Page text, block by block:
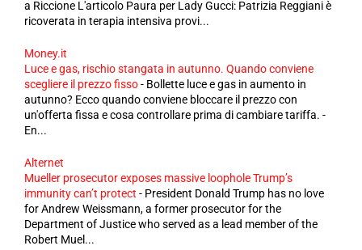
a Riccione L'articolo Paura per Lady Gucci: Patrizia Reggiani è
ricoverata in terapia intensiva provi...
Money.it
Luce e gas, rischio stangata in autunno. Quando conviene
scegliere il prezzo fisso- Bollette luce e gas in aumento in
autunno? Ecco quando conviene bloccare il prezzo con
un'offerta fissa e cosa controllare prima di cambiare tariffa. -
En...
Alternet
Mueller prosecutor exposes massive loophole Trump’s
immunity can’t protect - President Donald Trump has no love
for Andrew Weissmann, a former prosecutor for the
Department of Justice who served as a lead member of the
Robert Muel...